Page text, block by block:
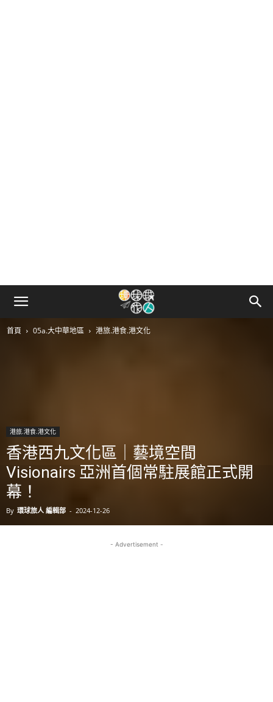
首頁 05a.大中華地區 港旅.港食.港文化
港旅.港食.港文化
香港西九文化區｜藝境空間
Visionairs 亞洲首個常駐展館正式開
幕！
By 環球旅人 編輯部 - 2024-12-26
- Advertisement -